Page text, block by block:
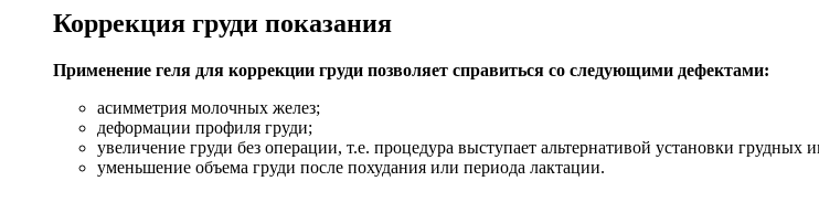
Коррекция груди показания
Применение геля для коррекции груди позволяет справиться со следующими дефектами:
асимметрия молочных желез;
деформации профиля груди;
увеличение груди без операции, т.е. процедура выступает альтернативой установки грудных
уменьшение объема груди после похудания или периода лактации.